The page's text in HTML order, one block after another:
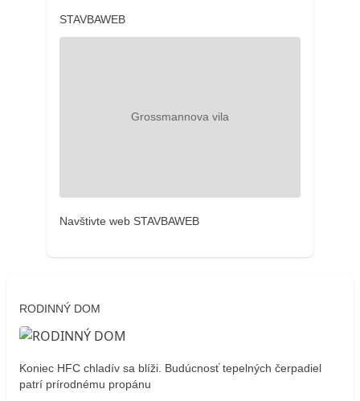
STAVBAWEB
Navštivte web STAVBAWEB
RODINNÝ DOM
Koniec HFC chladív sa blíži. Budúcnosť tepelných čerpadiel
patrí prírodnému propánu